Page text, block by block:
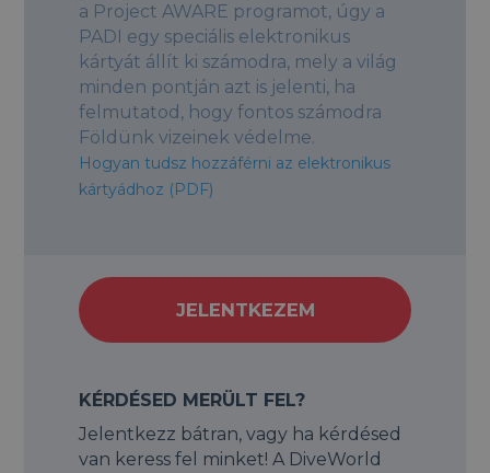
a Project AWARE programot, úgy a
PADI egy speciális elektronikus
kártyát állít ki számodra, mely a világ
minden pontján azt is jelenti, ha
felmutatod, hogy fontos számodra
Földünk vizeinek védelme.
Hogyan tudsz hozzáférni az elektronikus
kártyádhoz (PDF)
JELENTKEZEM
KÉRDÉSED MERÜLT FEL?
Jelentkezz bátran, vagy ha kérdésed
van keress fel minket! A DiveWorld